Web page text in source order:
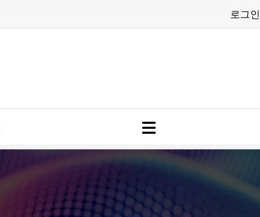
로그인